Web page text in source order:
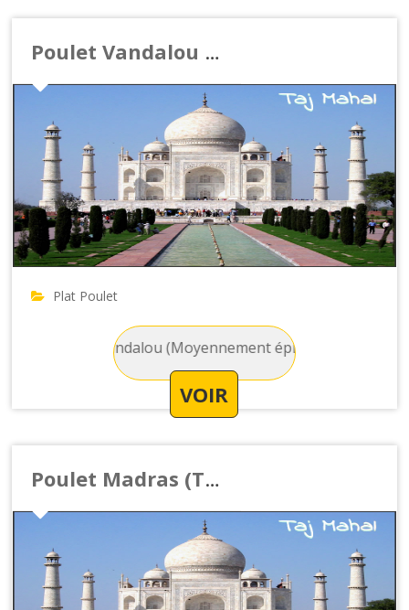
Poulet Vandalou (Moyennement épicé)
Plat Poulet
Vandalou (Moyennement épicé) - Poulet aux
VOIR
Poulet Madras (Très épicé)